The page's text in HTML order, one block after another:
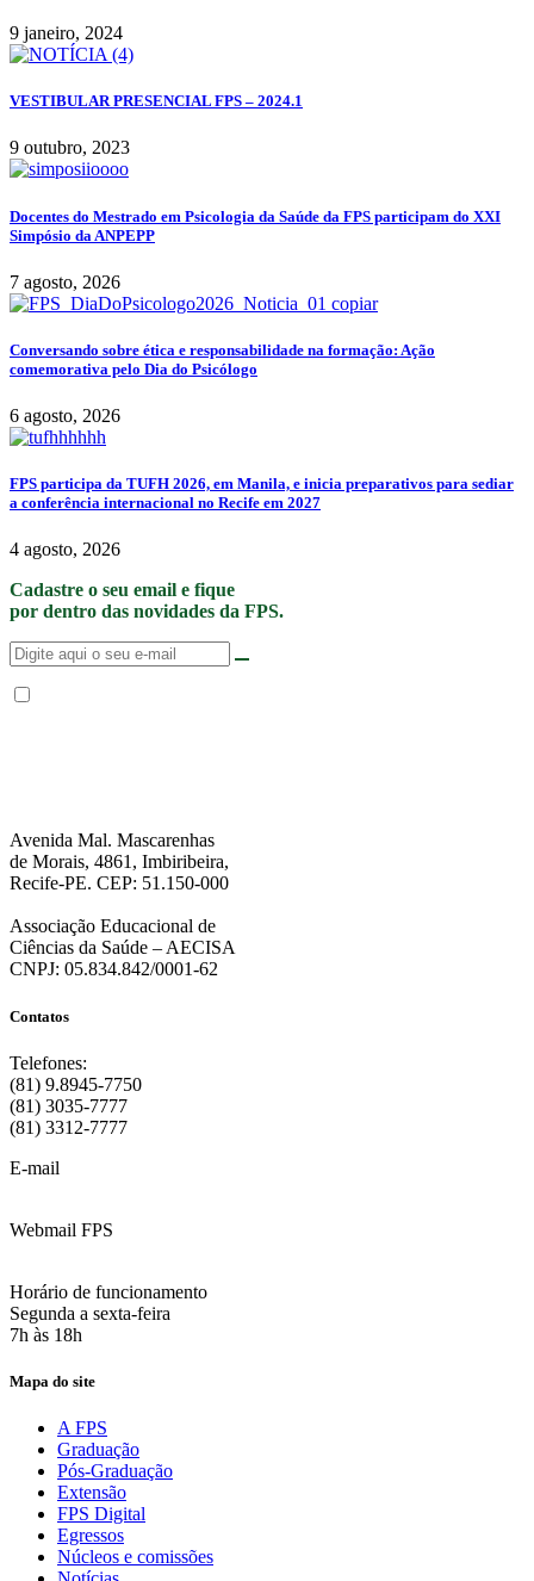
9 janeiro, 2024
VESTIBULAR PRESENCIAL FPS – 2024.1
9 outubro, 2023
Docentes do Mestrado em Psicologia da Saúde da FPS participam do XXI
Simpósio da ANPEPP
7 agosto, 2026
Conversando sobre ética e responsabilidade na formação: Ação
comemorativa pelo Dia do Psicólogo
6 agosto, 2026
FPS participa da TUFH 2026, em Manila, e inicia preparativos para sediar
a conferência internacional no Recife em 2027
4 agosto, 2026
Cadastre o seu email e fique
por dentro das novidades da FPS.
Avenida Mal. Mascarenhas
de Morais, 4861, Imbiribeira,
Recife-PE. CEP: 51.150-000
Associação Educacional de
Ciências da Saúde – AECISA
CNPJ: 05.834.842/0001-62
Contatos
Telefones:
(81) 9.8945-7750
(81) 3035-7777
(81) 3312-7777
E-mail
Webmail FPS
Horário de funcionamento
Segunda a sexta-feira
7h às 18h
Mapa do site
A FPS
Graduação
Pós-Graduação
Extensão
FPS Digital
Egressos
Núcleos e comissões